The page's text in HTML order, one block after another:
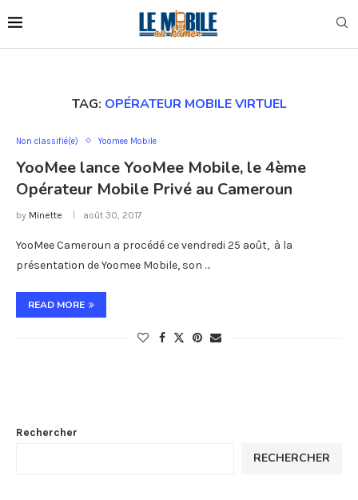
TAG: OPÉRATEUR MOBILE VIRTUEL
Non classifié(e) Yoomee Mobile
YooMee lance YooMee Mobile, le 4ème
Opérateur Mobile Privé au Cameroun
by Minette août 30, 2017
YooMee Cameroun a procédé ce vendredi 25 août, à la
présentation de Yoomee Mobile, son …
READ MORE
Rechercher
RECHERCHER